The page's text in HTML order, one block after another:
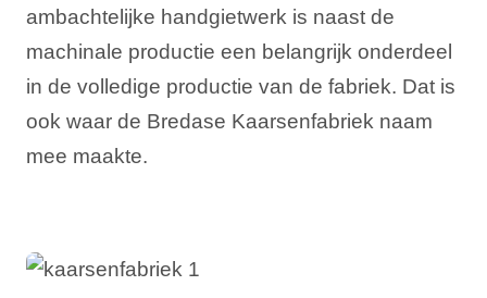
ambachtelijke handgietwerk is naast de
machinale productie een belangrijk onderdeel
in de volledige productie van de fabriek. Dat is
ook waar de Bredase Kaarsenfabriek naam
mee maakte.